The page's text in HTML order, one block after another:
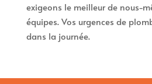
exigeons le meilleur de nous-
équipes. Vos urgences de
dans la journée.